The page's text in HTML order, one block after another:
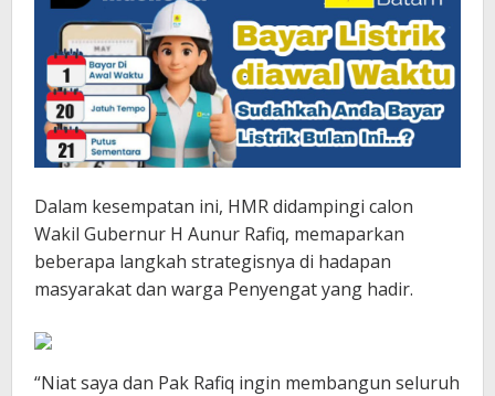
Dalam kesempatan ini, HMR didampingi calon
Wakil Gubernur H Aunur Rafiq, memaparkan
beberapa langkah strategisnya di hadapan
masyarakat dan warga Penyengat yang hadir.
“Niat saya dan Pak Rafiq ingin membangun seluruh